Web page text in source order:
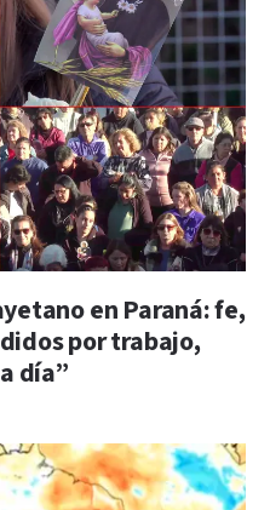
en Paraná: fe,
por trabajo,
día”